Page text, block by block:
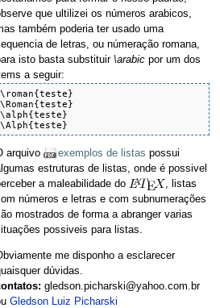
que ultilizei os números arabicos,
também poderia ter usado uma
de letras, ou númeração romana,
isto basta substituir \arabicpor um dos
a seguir:
\roman{teste}
\Roman{teste}
\alph{teste}
\Alph{teste}
arquivo exemplos de listas possui
estruturas de listas, onde é possivel
a maleabilidade do
, listas
números e letras e com subnumerações
mostrados de forma a abranger varias
possiveis para listas.
me disponho a esclarecer
dúvidas.
gledson.picharski@yahoo.com.br
Gledson Luiz Picharski